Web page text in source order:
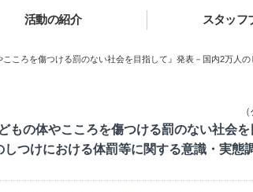
活動の紹介 スタッフ
ころを傷つける罰のない社会を目指して』発表－国内2万人
もの体やこころを傷つける罰のない社会を
しつけにおける体罰等に関する意識・実態